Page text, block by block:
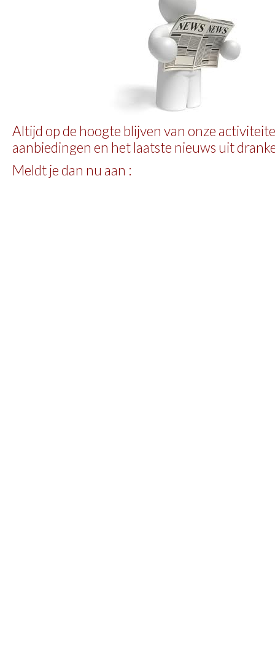
Altijd op de hoogte blijven van onze
aanbiedingen en het laatste nieuws uit
Meldt je dan nu aan :